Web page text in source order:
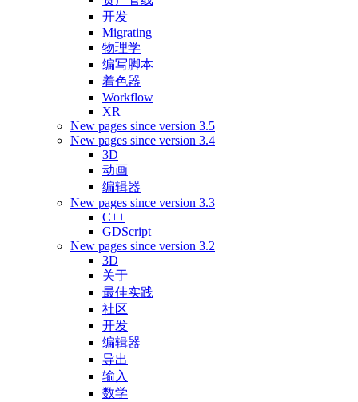
开发
Migrating
物理学
编写脚本
着色器
Workflow
XR
New pages since version 3.5
New pages since version 3.4
3D
动画
编辑器
New pages since version 3.3
C++
GDScript
New pages since version 3.2
3D
关于
最佳实践
社区
开发
编辑器
导出
输入
数学